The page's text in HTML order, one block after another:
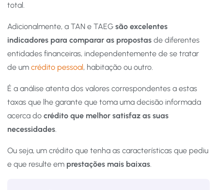
total.
Adicionalmente, a TAN e TAEG são excelentes
indicadores para comparar as propostas de diferentes
entidades financeiras, independentemente de se tratar
de um crédito pessoal, habitação ou outro.
É a análise atenta dos valores correspondentes a estas
taxas que lhe garante que toma uma decisão informada
acerca do crédito que melhor satisfaz as suas
necessidades.
Ou seja, um crédito que tenha as características que pediu
e que resulte em prestações mais baixas.